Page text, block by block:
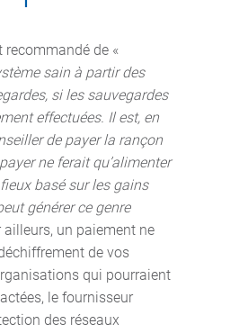
recommandé de «
sain à partir des
si les sauvegardes
effectuées. Il est, en
de payer la rançon
ne ferait qu’alimenter
basé sur les gains
générer ce genre
ailleurs, un paiement ne
de vos
qui pourraient
le fournisseur
des réseaux